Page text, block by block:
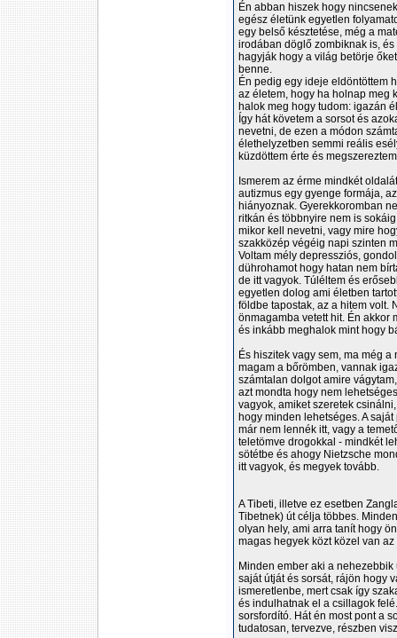
Én abban hiszek hogy
egész életünk egyetlen
egy belső késztetése, még a
irodában döglő zombiknak is,
hagyják hogy a világ betörje
benne.
Én pedig egy ideje eldöntöttem
az életem, hogy ha holnap meg
halok meg hogy tudom: igazán
Így hát követem a sorsot és
nevetni, de ezen a módon
élethelyzetben semmi reális
küzdöttem érte és
Ismerem az érme mindkét
autizmus egy gyenge formája,
hiányoznak. Gyerekkoromban
ritkán és többnyire nem is
mikor kell nevetni, vagy mire
szakközép végéig napi szinten
Voltam mély depressziós,
dührohamot hogy hatan nem
de itt vagyok. Túléltem és
egyetlen dolog ami életben
földbe tapostak, az a hitem volt.
önmagamba vetett hit. Én akkor
és inkább meghalok mint hogy
És hiszitek vagy sem, ma még
magam a bőrömben, vannak
számtalan dolgot amire
azt mondta hogy nem
vagyok, amiket szeretek
hogy minden lehetséges. A
már nem lennék itt, vagy a
teletömve drogokkal - mindkét
sötétbe és ahogy Nietzsche
itt vagyok, és megyek tovább.
A Tibeti, illetve ez esetben
Tibetnek) út célja többes.
olyan hely, ami arra tanít hogy
magas hegyek közt közel van
Minden ember aki a
saját útját és sorsát, rájön hogy
ismeretlenbe, mert csak így
és indulhatnak el a csillagok
sorsfordító. Hát én most pont a
tudatosan, tervezve, részben